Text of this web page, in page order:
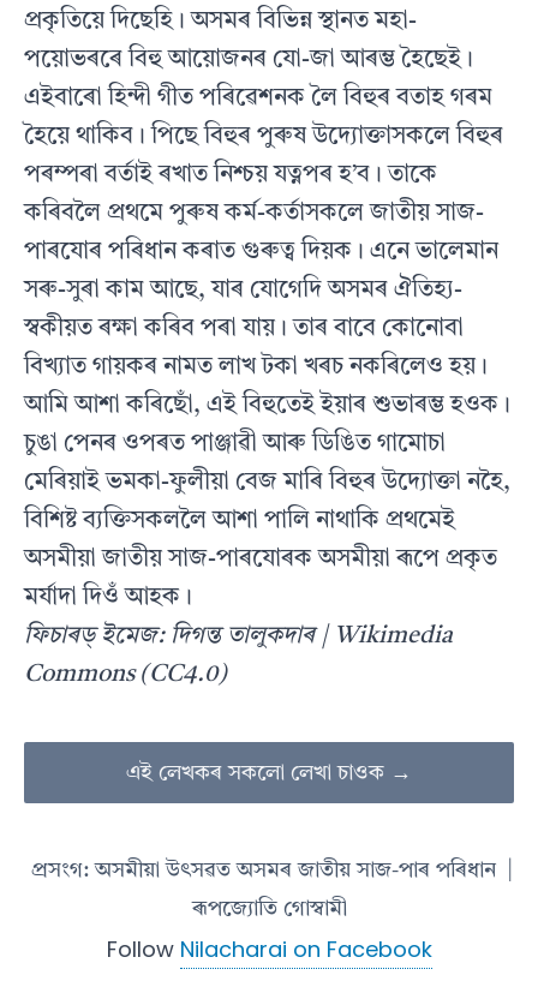
প্ৰকৃতিয়ে দিছেহি। অসমৰ বিভিন্ন স্থানত মহা-
পয়োভৰৰে বিহু আয়োজনৰ যো-জা আৰম্ভ হৈছেই।
এইবাৰো হিন্দী গীত পৰিৱেশনক লৈ বিহুৰ বতাহ গৰম
হৈয়ে থাকিব। পিছে বিহুৰ পুৰুষ উদ‍্যোক্তাসকলে বিহুৰ
পৰম্পৰা বৰ্তাই ৰখাত নিশ্চয় যত্নপৰ হ’ব। তাকে
কৰিবলৈ প্ৰথমে পুৰুষ কৰ্ম-কৰ্তাসকলে জাতীয় সাজ-
পাৰযোৰ পৰিধান কৰাত গুৰুত্ব দিয়ক। এনে ভালেমান
সৰু-সুৰা কাম আছে, যাৰ যোগেদি অসমৰ ঐতিহ‍্য-
স্বকীয়ত ৰক্ষা কৰিব পৰা যায়। তাৰ বাবে কোনোবা
বিখ‍্যাত গায়কৰ নামত লাখ টকা খৰচ নকৰিলেও হয়।
আমি আশা কৰিছোঁ, এই বিহুতেই ইয়াৰ শুভাৰম্ভ হওক।
চুঙা পেনৰ ওপৰত পাঞ্জাৱী আৰু ডিঙিত গামোচা
মেৰিয়াই ভমকা-ফুলীয়া বেজ মাৰি বিহুৰ উদ‍্যোক্তা নহৈ,
বিশিষ্ট ব‍্যক্তিসকললৈ আশা পালি নাথাকি প্ৰথমেই
অসমীয়া জাতীয় সাজ-পাৰযোৰক অসমীয়া ৰূপে প্ৰকৃত
মৰ্য‍াদা দিওঁ আহক।
ফিচাৰড্ ইমেজ: দিগন্ত তালুকদাৰ | Wikimedia
Commons (CC4.0)
এই লেখকৰ সকলো লেখা চাওক →
প্ৰসংগ: অসমীয়া উৎসৱত অসমৰ জাতীয় সাজ-পাৰ পৰিধান
ৰূপজ্যোতি গোস্বামী
Follow Nilacharai on Facebook